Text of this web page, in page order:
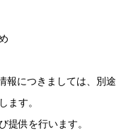
につきましては、別途
ます。
提供を行います。